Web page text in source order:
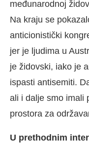
međunarodnoj
Na kraju se
anticionistički
jer je ljudima u
je židovski, iako je
ispasti antisemiti.
ali i dalje smo imali
prostora za
U prethodnim